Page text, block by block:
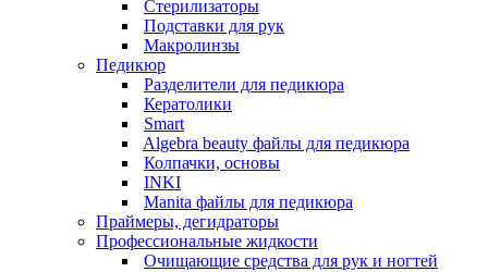
Стерилизаторы
Подставки для рук
Макролинзы
Педикюр
Разделители для педикюра
Кератолики
Smart
Algebra beauty файлы для педикюра
Колпачки, основы
INKI
Manita файлы для педикюра
Праймеры, дегидраторы
Профессиональные жидкости
Очищающие средства для рук и ногтей